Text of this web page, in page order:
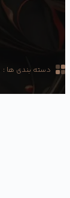
دسته بندی ها :